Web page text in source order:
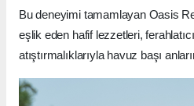
Bu deneyimi tamamlayan Oasis
eşlik eden hafif lezzetleri,
atıştırmalıklarıyla havuz başı